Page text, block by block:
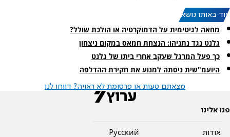
עוד באותו נושא:
מחאה לגיטימית על הדמוקרטיה או הולכת שולל?
גלנט נגד נתניהו: הנצחת חמאס במקום ניצחון
כך פעל המרגל שעקב אחרי ביתו של גלנט
היועמ"שית ניסתה למנוע את חקירת ההדלפה
מצאתם טעות או פרסומת לא ראויה? דווחו לנו
פנו אלינו
אודות
Pусский